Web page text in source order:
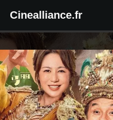
Cinealliance.fr